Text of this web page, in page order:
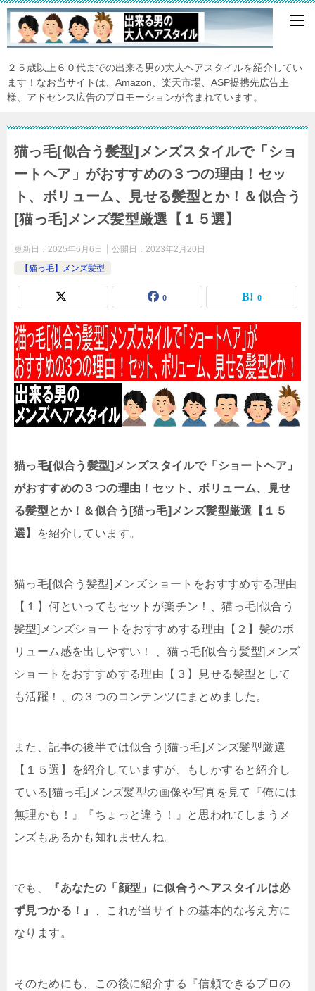
２５歳以上６０代までの出来る男の大人ヘアスタイルを紹介してい
ます！なお当サイトは、Amazon、楽天市場、ASP提携先広告主
様、アドセンス広告のプロモーションが含まれています。
猫っ毛[似合う髪型]メンズスタイルで「ショ
ートヘア」がおすすめの３つの理由！セッ
ト、ボリューム、見せる髪型とか！＆似合う
[猫っ毛]メンズ髪型厳選【１５選】
更新日： 2025年6月6日 公開日： 2023年2月20日
【猫っ毛】メンズ髪型
0 0
猫っ毛[似合う髪型]メンズスタイルで「ショートヘア」
がおすすめの３つの理由！セット、ボリューム、見せ
る髪型とか！＆似合う[猫っ毛]メンズ髪型厳選【１５
選】
を紹介しています。
猫っ毛[似合う髪型]メンズショートをおすすめする理由
【１】何といってもセットが楽チン！、猫っ毛[似合う
髪型]メンズショートをおすすめする理由【２】髪のボ
リューム感を出しやすい！ 、猫っ毛[似合う髪型]メンズ
ショートをおすすめする理由【３】見せる髪型として
も活躍！、の３つのコンテンツにまとめました。
また、記事の後半では似合う[猫っ毛]メンズ髪型厳選
【１５選】を紹介していますが、もしかすると紹介し
ている[猫っ毛]メンズ髪型の画像や写真を見て『俺には
無理かも！』『ちょっと違う！』と思われてしまうメ
ンズもあるかも知れませんね。
でも、
『あなたの「顔型」に似合うヘアスタイルは必
ず見つかる！』
、これが当サイトの基本的な考え方に
なります。
そのためにも、この後に紹介する『信頼できるプロの